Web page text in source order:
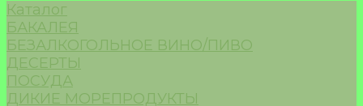
Каталог
БАКАЛЕЯ
БЕЗАЛКОГОЛЬНОЕ ВИНО/ПИВО
ДЕСЕРТЫ
ПОСУДА
ДИКИЕ МОРЕПРОДУКТЫ